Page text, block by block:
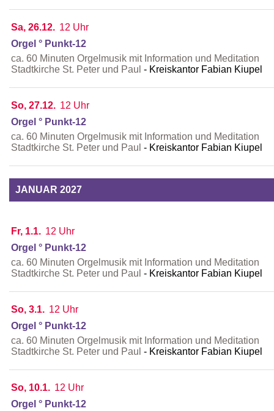
Sa, 26.12. 12 Uhr
Orgel ° Punkt-12
ca. 60 Minuten Orgelmusik mit Information und Meditation
Stadtkirche St. Peter und Paul
Kreiskantor Fabian Kiupel
So, 27.12. 12 Uhr
Orgel ° Punkt-12
ca. 60 Minuten Orgelmusik mit Information und Meditation
Stadtkirche St. Peter und Paul
Kreiskantor Fabian Kiupel
JANUAR 2027
Fr, 1.1. 12 Uhr
Orgel ° Punkt-12
ca. 60 Minuten Orgelmusik mit Information und Meditation
Stadtkirche St. Peter und Paul
Kreiskantor Fabian Kiupel
So, 3.1. 12 Uhr
Orgel ° Punkt-12
ca. 60 Minuten Orgelmusik mit Information und Meditation
Stadtkirche St. Peter und Paul
Kreiskantor Fabian Kiupel
So, 10.1. 12 Uhr
Orgel ° Punkt-12